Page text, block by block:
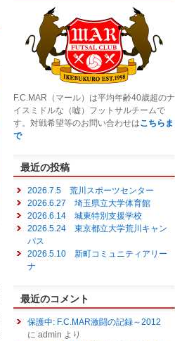
F.C.MAR（マール）は平均年齢40歳超のナ
イスミドルな（嘘）フットサルチームで
す。対戦希望等のお問い合わせはこちらま
で
最近の投稿
2026.7.5 荒川スポーツセンター
2026.6.27 埼玉県立大学体育館
2026.6.14 城東特別支援学校
2026.5.24 東京都立大学荒川キャン
パス
2026.5.10 新町コミュニティアリー
ナ
最近のコメント
保護中: F.C.MAR激闘の記録～2012
に admin より